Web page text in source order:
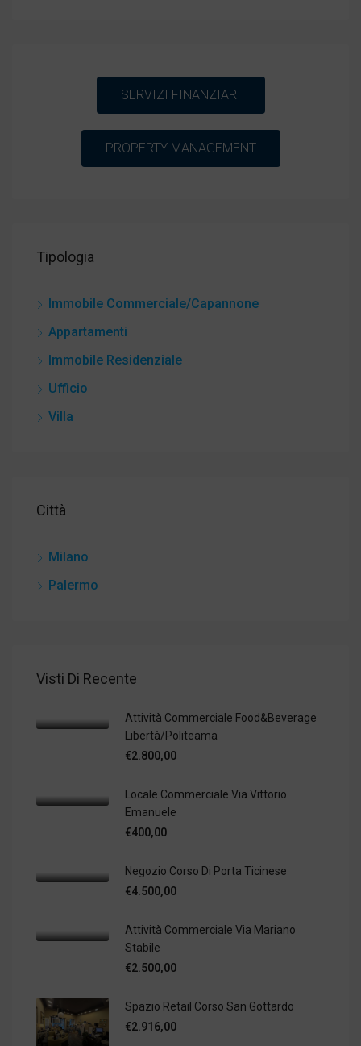
SERVIZI FINANZIARI
PROPERTY MANAGEMENT
Tipologia
Immobile Commerciale/Capannone
Appartamenti
Immobile Residenziale
Ufficio
Villa
Città
Milano
Palermo
Visti Di Recente
Attività Commerciale Food&Beverage
Libertà/Politeama
€2.800,00
Locale Commerciale Via Vittorio
Emanuele
€400,00
Negozio Corso Di Porta Ticinese
€4.500,00
Attività Commerciale Via Mariano
Stabile
€2.500,00
Spazio Retail Corso San Gottardo
€2.916,00